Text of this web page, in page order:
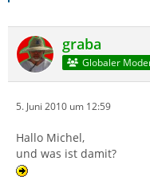
graba
Globaler
5. Juni 2010 um 12:59
Hallo Michel,
und was ist damit?